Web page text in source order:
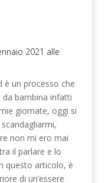
2021 alle
è un processo che
bambina infatti
giornate, oggi si
non mi ero mai
il parlare e lo
questo articolo, è
di un’essere